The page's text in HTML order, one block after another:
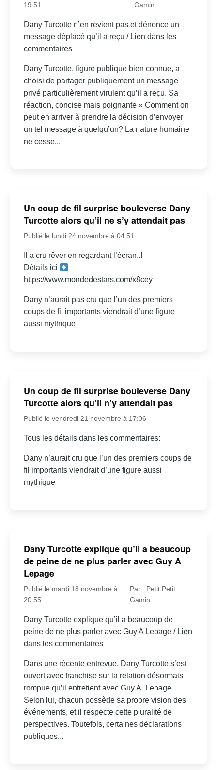
19:51
Gamin
Dany Turcotte n’en revient pas et dénonce un
message déplacé qu’il a reçu / Lien dans les
commentaires
Dany Turcotte, figure publique bien connue, a
choisi de partager publiquement un message
privé particulièrement virulent qu’il a reçu. Sa
réaction, concise mais poignante « Comment on
peut en arriver à prendre la décision d’envoyer
un tel message à quelqu’un? La nature humaine
ne cesse...
Un coup de fil surprise bouleverse Dany
Turcotte alors qu’il ne s’y attendait pas
Publié le lundi 24 novembre à 04:51
Il a cru rêver en regardant l’écran..!
Détails ici
https://www.mondedestars.com/x8cey
Dany n’aurait pas cru que l’un des premiers
coups de fil importants viendrait d’une figure
aussi mythique
Un coup de fil surprise bouleverse Dany
Turcotte alors qu’il n’y attendait pas
Publié le vendredi 21 novembre à 17:06
Tous les détails dans les commentaires:
Dany n’aurait cru que l’un des premiers coups de
fil importants viendrait d’une figure aussi
mythique
Dany Turcotte explique qu’il a beaucoup
de peine de ne plus parler avec Guy A
Lepage
Publié le mardi 18 novembre à
20:55
Par : Petit Petit
Gamin
Dany Turcotte explique qu’il a beaucoup de
peine de ne plus parler avec Guy A Lepage / Lien
dans les commentaires
Dans une récente entrevue, Dany Turcotte s’est
ouvert avec franchise sur la relation désormais
rompue qu’il entretient avec Guy A. Lepage.
Selon lui, chacun possède sa propre vision des
événements, et il respecte cette pluralité de
perspectives. Toutefois, certaines déclarations
publiques...